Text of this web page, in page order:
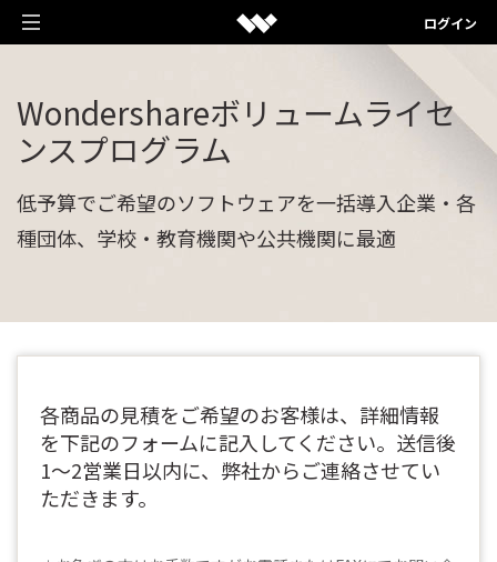
ログイン
クリエイティブを手助けするソフト
Filmora
動画編集ソフト
UniConverter
DemoCreator
画面録画専用ソフト
PixCut
画像編集オンラインツール
Filmstock
作図＆製図ソフト
発想を見える化するソフト
EdrawMax
ベクタードローソフト
UI/UXデザインソフト
作図＆製図ソフトラインナップ
Document Cloud
PDF関連ソフトラインナップ
参考記事
ユーティリティソフト
Recoverit
データ復元ソフト
Dr.Fone
スマートフォン管理ソフト
FamiSafe
Wondershareボリュームライセ
ンスプログラム
低予算でご希望のソフトウェアを一括導入企業・各
種団体、学校・教育機関や公共機関に最適
各商品の見積をご希望のお客様は、詳細情報
を下記のフォームに記入してください。送信後
1～2営業日以内に、弊社からご連絡させてい
ただきます。